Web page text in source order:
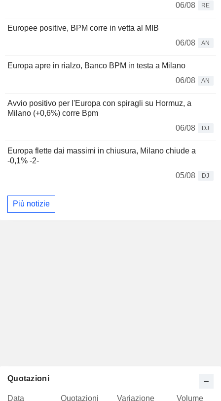
06/08
RE
Europee positive, BPM corre in vetta al MIB
06/08
AN
Europa apre in rialzo, Banco BPM in testa a Milano
06/08
AN
Avvio positivo per l'Europa con spiragli su Hormuz, a
Milano (+0,6%) corre Bpm
06/08
DJ
Europa flette dai massimi in chiusura, Milano chiude a
-0,1% -2-
05/08
DJ
Più notizie
Quotazioni
Data Quotazioni Variazione Volume